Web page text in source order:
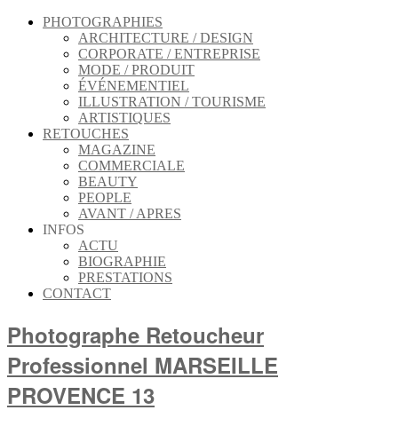
PHOTOGRAPHIES
ARCHITECTURE / DESIGN
CORPORATE / ENTREPRISE
MODE / PRODUIT
ÉVÉNEMENTIEL
ILLUSTRATION / TOURISME
ARTISTIQUES
RETOUCHES
MAGAZINE
COMMERCIALE
BEAUTY
PEOPLE
AVANT / APRES
INFOS
ACTU
BIOGRAPHIE
PRESTATIONS
CONTACT
Photographe Retoucheur
Professionnel MARSEILLE
PROVENCE 13